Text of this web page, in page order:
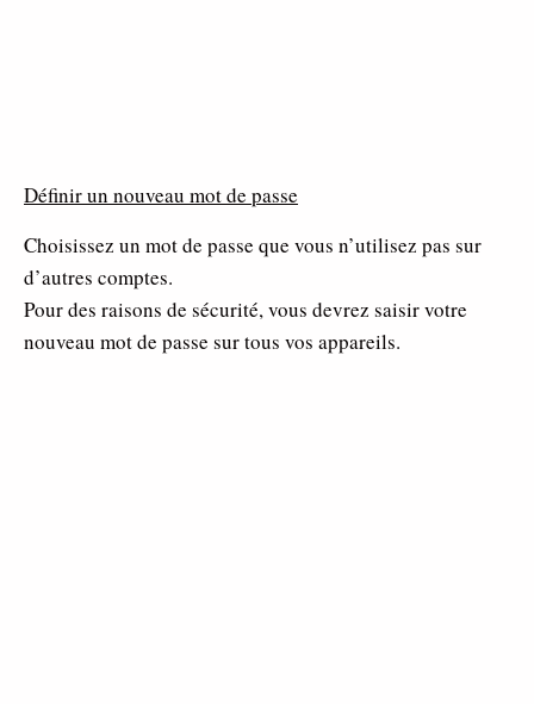
Définir un nouveau mot de passe
Choisissez un mot de passe que vous n’utilisez pas sur
d’autres comptes.
Pour des raisons de sécurité, vous devrez saisir votre
nouveau mot de passe sur tous vos appareils.